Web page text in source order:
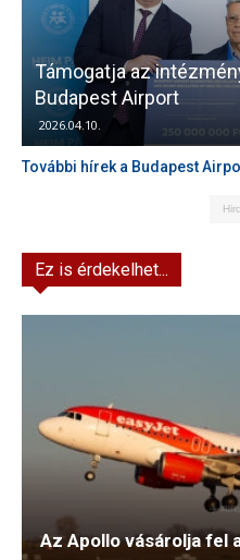
Támogatja az
Budapest Airport
2026.04.10.
További hírek a Budapest
Ez is érdekelhet...
Az Apollo vásárolja fel